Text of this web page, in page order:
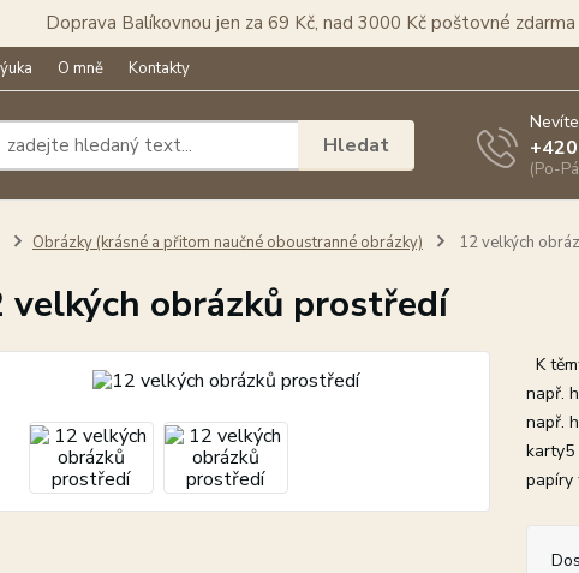
Doprava Balíkovnou jen za 69 Kč, nad 3000 Kč poštovné zdarma
O mně Kontakty
Hledat
(Po-
Obrázky (krásné a přitom naučné oboustranné obrázky) 12 velkých
velkých obrázků prostředí
K
např.
např.
karty5
papíry